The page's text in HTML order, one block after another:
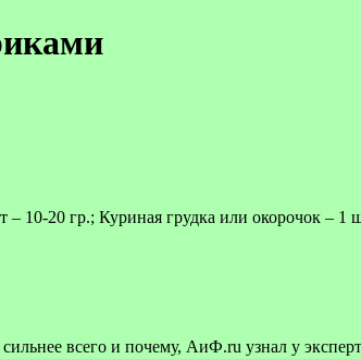
10-20 гр.; Куриная грудка или окорочок –
всего и почему, АиФ.ru узнал у